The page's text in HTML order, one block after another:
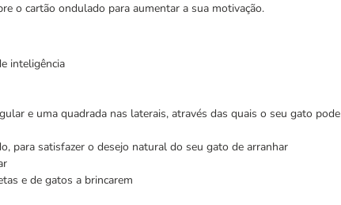
o cartão ondulado para aumentar a sua motivação.
inteligência
e uma quadrada nas laterais, através das quais o seu gato pode
para satisfazer o desejo natural do seu gato de arranhar
e de gatos a brincarem